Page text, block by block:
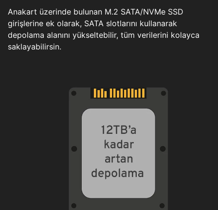
Anakart üzerinde bulunan M.2 SATA/NVMe SSD
girişlerine ek olarak, SATA slotlarını kullanarak
depolama alanını yükseltebilir, tüm verilerini kolayca
saklayabilirsin.